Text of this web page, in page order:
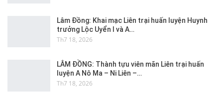
Lâm Đồng: Khai mạc Liên trại huấn luyện Huynh
trưởng Lộc Uyển I và A…
Th7 18, 2026
LÂM ĐỒNG: Thành tựu viên mãn Liên trại huấn
luyện A Nô Ma – Ni Liên –…
Th7 18, 2026